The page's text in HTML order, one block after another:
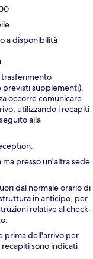
a disponibilità
supplementi).
occorre comunicare
utilizzando i recapiti
alla
presso un'altra sede
dal normale orario di
in anticipo, per
relative al check-
prima dell'arrivo per
sono indicati